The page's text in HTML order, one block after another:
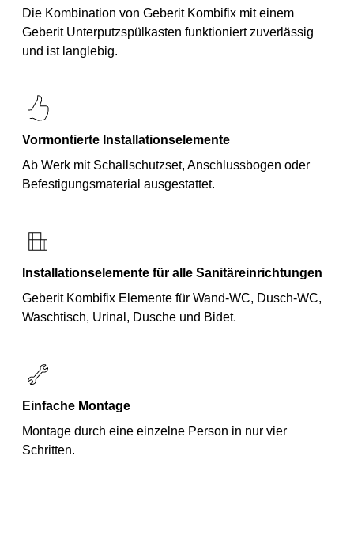
Die Kombination von Geberit Kombifix mit einem
Geberit Unterputzspülkasten funktioniert zuverlässig
und ist langlebig.
Vormontierte Installationselemente
Ab Werk mit Schallschutzset, Anschlussbogen oder
Befestigungsmaterial ausgestattet.
Installationselemente für alle Sanitäreinrichtungen
Geberit Kombifix Elemente für Wand-WC, Dusch-WC,
Waschtisch, Urinal, Dusche und Bidet.
Einfache Montage
Montage durch eine einzelne Person in nur vier
Schritten.